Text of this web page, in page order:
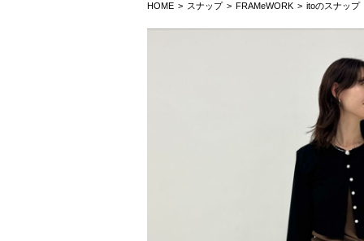
HOME スナップ FRAMeWORK itoのスナップ